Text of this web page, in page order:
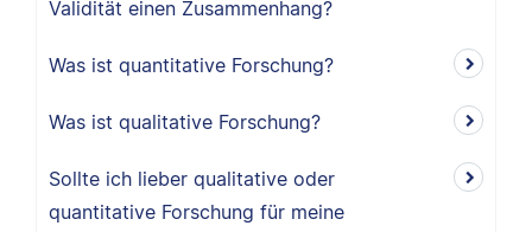
Validität einen Zusammenhang?
Was ist quantitative Forschung?
Was ist qualitative Forschung?
Sollte ich lieber qualitative oder
quantitative Forschung für meine